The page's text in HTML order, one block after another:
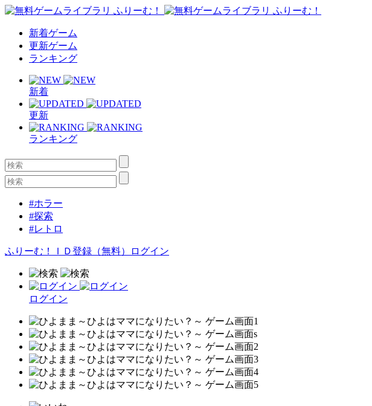
新着ゲーム
更新ゲーム
ランキング
新着
更新
ランキング
#ホラー
#探索
#レトロ
ふりーむ！ＩＤ登録（無料） ログイン
ログイン